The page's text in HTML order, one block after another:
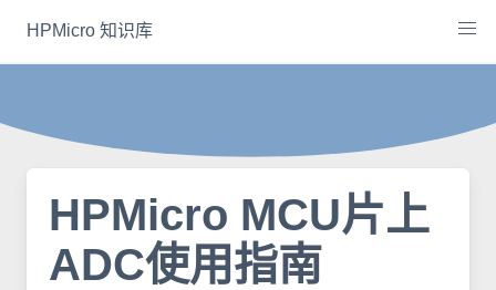
content
HPMicro 知识库
HPMicro MCU片上
ADC使用指南